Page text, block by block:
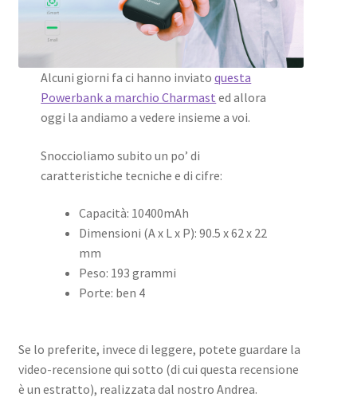
Alcuni giorni fa ci hanno inviatoquesta
Powerbank a marchio Charmast ed allora
oggi la andiamo a vedere insieme a voi.
Snoccioliamo subito un po’ di
caratteristiche tecniche e di cifre:
Capacità: 10400mAh
Dimensioni (A x L x P): 90.5 x 62 x 22
mm
Peso: 193 grammi
Porte: ben 4
Se lo preferite, invece di leggere, potete guardare la
video-recensione qui sotto (di cui questa recensione
è un estratto), realizzata dal nostro Andrea.